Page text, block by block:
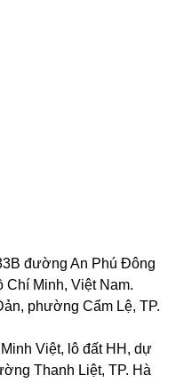
đường An Phú Đông
Chí Minh, Việt Nam.
phường Cẩm Lệ, TP.
Việt, lô đất HH, dự
Thanh Liệt, TP. Hà